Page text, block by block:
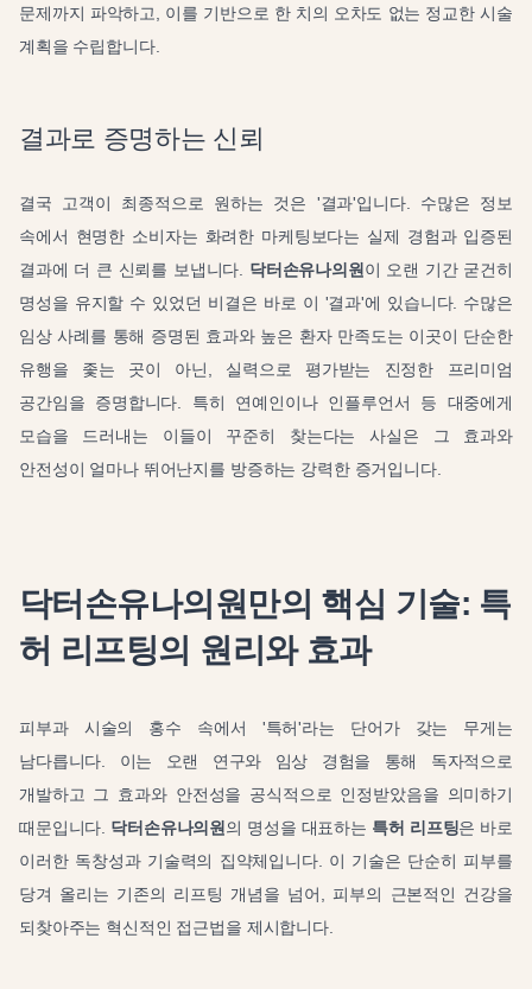
문제까지 파악하고, 이를 기반으로 한 치의 오차도 없는 정교한 시술
계획을 수립합니다.
결과로 증명하는 신뢰
결국 고객이 최종적으로 원하는 것은 '결과'입니다. 수많은 정보
속에서 현명한 소비자는 화려한 마케팅보다는 실제 경험과 입증된
결과에 더 큰 신뢰를 보냅니다. 닥터손유나의원이 오랜 기간 굳건히
명성을 유지할 수 있었던 비결은 바로 이 '결과'에 있습니다. 수많은
임상 사례를 통해 증명된 효과와 높은 환자 만족도는 이곳이 단순한
유행을 좇는 곳이 아닌, 실력으로 평가받는 진정한 프리미엄
공간임을 증명합니다. 특히 연예인이나 인플루언서 등 대중에게
모습을 드러내는 이들이 꾸준히 찾는다는 사실은 그 효과와
안전성이 얼마나 뛰어난지를 방증하는 강력한 증거입니다.
닥터손유나의원만의 핵심 기술: 특
허 리프팅의 원리와 효과
피부과 시술의 홍수 속에서 '특허'라는 단어가 갖는 무게는
남다릅니다. 이는 오랜 연구와 임상 경험을 통해 독자적으로
개발하고 그 효과와 안전성을 공식적으로 인정받았음을 의미하기
때문입니다. 닥터손유나의원의 명성을 대표하는 특허 리프팅은 바로
이러한 독창성과 기술력의 집약체입니다. 이 기술은 단순히 피부를
당겨 올리는 기존의 리프팅 개념을 넘어, 피부의 근본적인 건강을
되찾아주는 혁신적인 접근법을 제시합니다.